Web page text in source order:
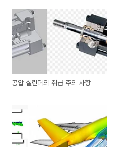
공압 실린더의 취급 주의 사항